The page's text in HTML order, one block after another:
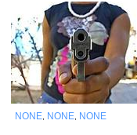
NONE NONE NONE